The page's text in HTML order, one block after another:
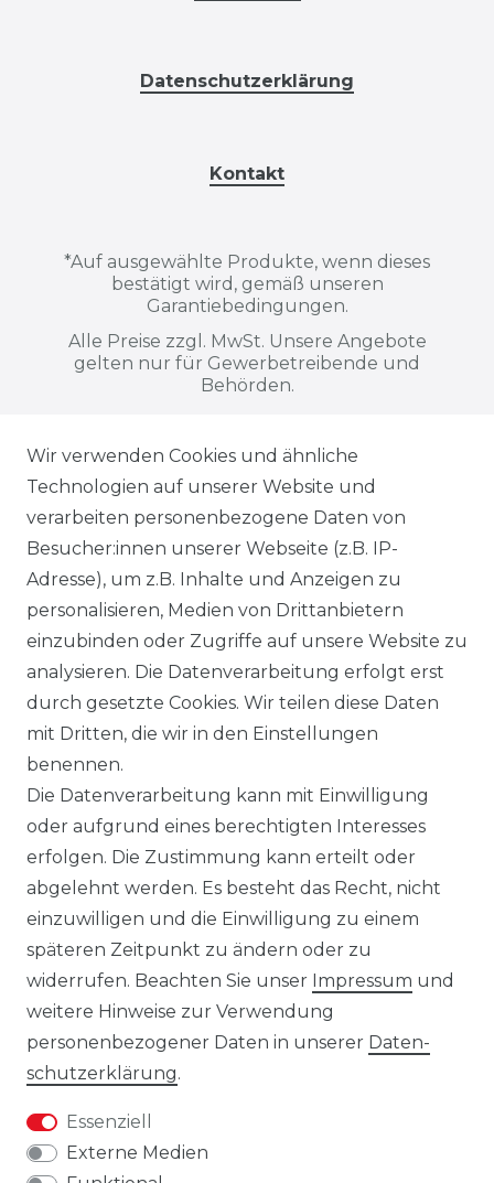
Datenschutzerklärung
Kontakt
*Auf ausgewählte Produkte, wenn dieses
bestätigt wird, gemäß unseren
Garantiebedingungen.
Alle Preise zzgl. MwSt. Unsere Angebote
gelten nur für Gewerbetreibende und
Behörden.
Alle auf dieser Webseite dargestellten
Produkte, Abbildungen, Spezifikationen
und Beschreibungen dienen ausschließlich
der allgemeinen Information. Es wird
ausdrücklich darauf hingewiesen, dass
Abweichungen zwischen den dargestellten
Informationen und den tatsächlich
gelieferten Modellen möglich sind. Die
gezeigten Inhalte stellen nicht
notwendigerweise die finalen
Produkteigenschaften dar. Der Anbieter
behält sich das Recht vor, jederzeit und
ohne vorherige Ankündigung Änderungen
an den dargestellten Produkten
vorzunehmen.
Gebrauchte Ware wurde von uns nicht
getestet. Diese wird so verkauft, wie
angeboten, jedoch unter Ausschluss
jeglicher Sachmängel. Eine Haftung für
Sachmängel ist ausgeschlossen, es sei denn,
verschwiegen oder eine
Beschaffenheitsgarantie übernommen. Die
Wir verwenden Cookies und ähnliche
Technologien auf unserer Website und
verarbeiten personenbezogene Daten von
Besucher:innen unserer Webseite (z.B. IP-
Adresse), um z.B. Inhalte und Anzeigen zu
personalisieren, Medien von Drittanbietern
einzubinden oder Zugriffe auf unsere Website zu
analysieren. Die Datenverarbeitung erfolgt erst
durch gesetzte Cookies. Wir teilen diese Daten
mit Dritten, die wir in den Einstellungen
benennen.
Die Datenverarbeitung kann mit Einwilligung
oder aufgrund eines berechtigten Interesses
erfolgen. Die Zustimmung kann erteilt oder
abgelehnt werden. Es besteht das Recht, nicht
einzuwilligen und die Einwilligung zu einem
späteren Zeitpunkt zu ändern oder zu
widerrufen. Beachten Sie unser Impressum und
weitere Hinweise zur Verwendung
personenbezogener Daten in unserer Daten­
schutz­erklärung.
Essenziell
Externe Medien